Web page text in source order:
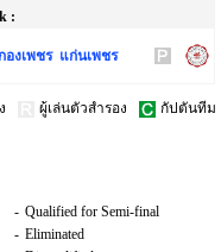
:
องเพชร แก่นเพชร
ผู้เล่นตัวสำรอง กัปตันทีม
- Qualified for Semi-final
- Eliminated